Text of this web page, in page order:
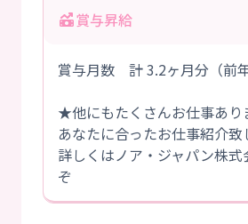
賞与昇給
賞与月数 計 3.2ヶ月分（前年
★他にもたくさんお仕事あ
あなたに合ったお仕事紹介
詳しくはノア・ジャパン株式
ぞ